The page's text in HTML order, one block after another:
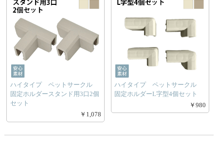
ハイタイプ ペットサークル
固定ホルダースタンド用3口2個
セット
￥1,078
ハイタイプ ペットサークル
固定ホルダーL字型4個セット
￥980